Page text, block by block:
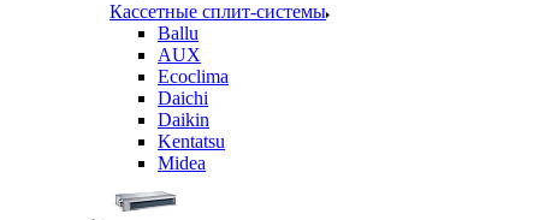
Кассетные сплит-системы
Ballu
AUX
Ecoclima
Daichi
Daikin
Kentatsu
Midea